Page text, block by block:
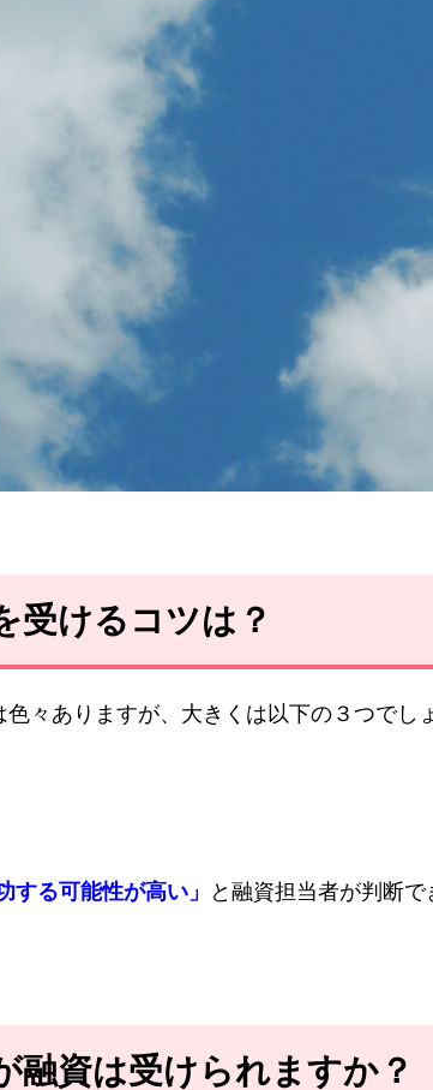
受けるコツは？
々ありますが、大きくは以下の３つでし
する可能性が高い」
と融資担当者が判断
融資は受けられますか？